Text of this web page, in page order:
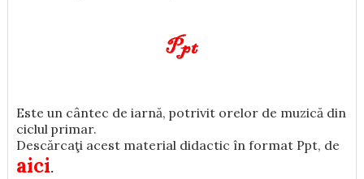
Este un cântec de iarnă, potrivit orelor de muzică din
ciclul primar.
Descărcaţi acest material didactic în format Ppt, de
aici.